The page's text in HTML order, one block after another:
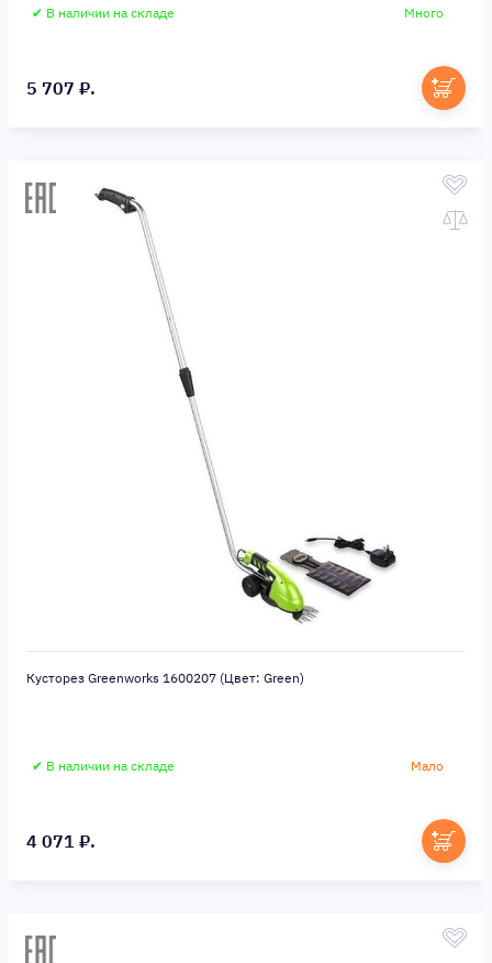
✔ В наличии на складе Много
5 707 ₽.
Кусторез Greenworks 1600207 (Цвет: Green)
✔ В наличии на складе Мало
4 071 ₽.